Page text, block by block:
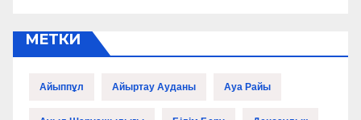
МЕТКИ
Айыппұл Айыртау Ауданы Ауа Райы